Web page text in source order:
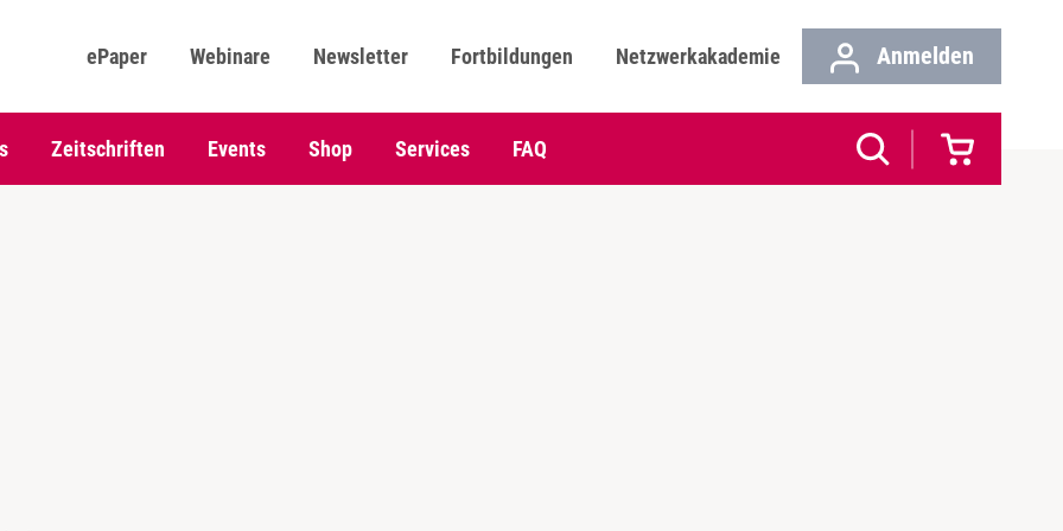
ePaper Webinare Newsletter Fortbildungen Netzwerkakademie Anmelden
Zeitschriften Events Shop Services FAQ